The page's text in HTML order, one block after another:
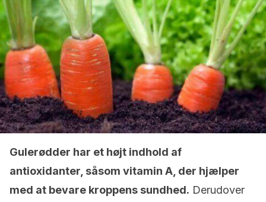
Gulerødder har et højt indhold af
antioxidanter, såsom vitamin A, der hjælper
med at bevare kroppens sundhed. Derudover